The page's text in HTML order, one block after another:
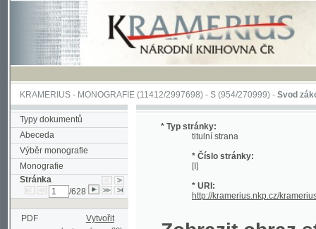
KRAMERIUS-MONOGRAFIE(11412/2997698) -S (954/270999)-Svod zákonův
Typy dokumentů
Abeceda
Výběr monografie
Monografie
Stránka
/628
PDF Vytvořit
rozsah stran: (max. 20)
* Typ stránky:
titulní strana
* Číslo stránky:
* URI: